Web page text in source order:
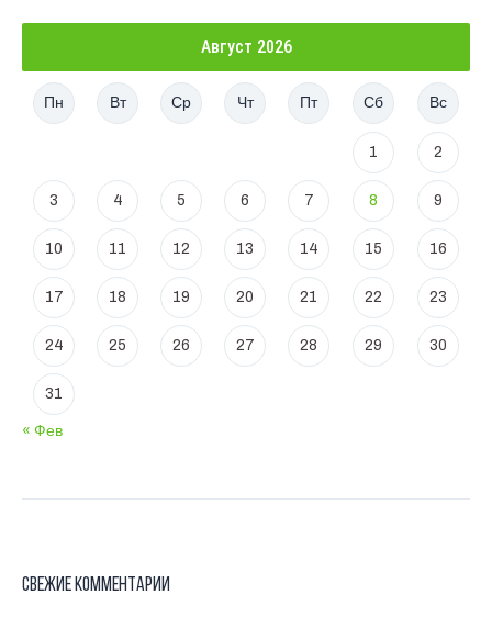
Август 2026
Пн Вт Ср Чт Пт Сб Вс
1 2
3 4 5 6 7 8 9
10 11 12 13 14 15 16
17 18 19 20 21 22 23
24 25 26 27 28 29 30
31
« Фев
Свежие комментарии